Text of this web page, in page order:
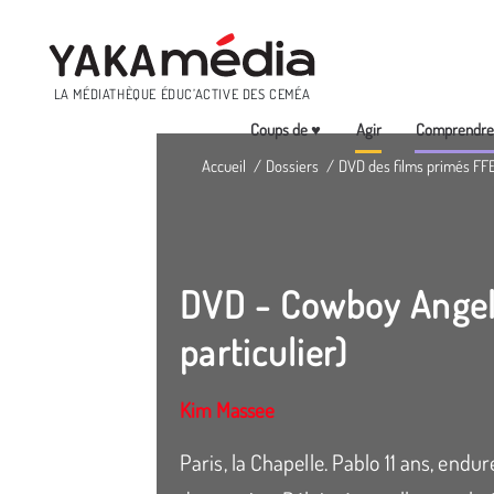
LA MÉDIATHÈQUE ÉDUC’ACTIVE DES CEMÉA
Menu
Coups de ♥ Agir Comprendre
Accueil Dossiers DVD des films primés
DVD - Cowboy
particulier)
Kim Massee
Paris, la Chapelle. Pablo 11 ans,